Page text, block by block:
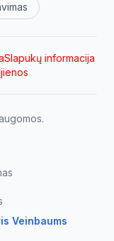
Slapukų informacija
Veinbaums